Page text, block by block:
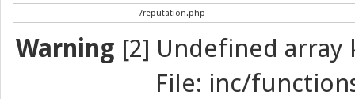
/reputation.php
Warning [2] Undefined array
File: inc/